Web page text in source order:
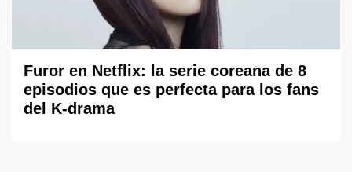
Furor en Netflix: la serie coreana de 8
episodios que es perfecta para los fans
del K-drama